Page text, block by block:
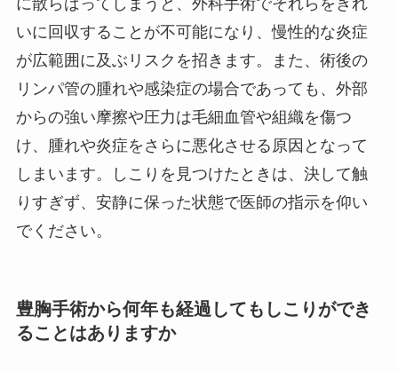
に散らばってしまうと、外科手術でそれらをきれ
いに回収することが不可能になり、慢性的な炎症
が広範囲に及ぶリスクを招きます。また、術後の
リンパ管の腫れや感染症の場合であっても、外部
からの強い摩擦や圧力は毛細血管や組織を傷つ
け、腫れや炎症をさらに悪化させる原因となって
しまいます。しこりを見つけたときは、決して触
りすぎず、安静に保った状態で医師の指示を仰い
でください。
豊胸手術から何年も経過してもしこりができ
ることはありますか